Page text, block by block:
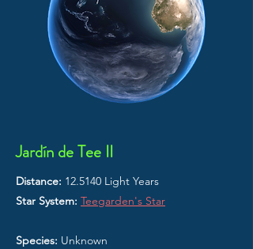
Jardín de Tee II
Distance: 12.5140 Light Years
Star System: Teegarden's Star
Species: Unknown